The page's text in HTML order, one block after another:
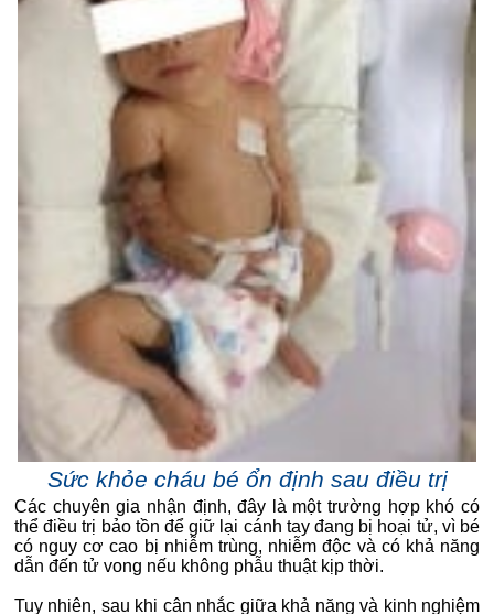
Sức khỏe cháu bé ổn định sau điều trị
Các chuyên gia nhận định, đây là một trường hợp khó có
thể điều trị bảo tồn để giữ lại cánh tay đang bị hoại tử, vì bé
có nguy cơ cao bị nhiễm trùng, nhiễm độc và có khả năng
dẫn đến tử vong nếu không phẫu thuật kịp thời.
Tuy nhiên, sau khi cân nhắc giữa khả năng và kinh nghiệm